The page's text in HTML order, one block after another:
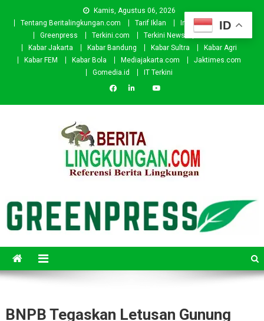
Kamis, Agustus 06, 2026
Tentang Beritalingkungan.com
Tarif Iklan Investor
Donasi
Greenpress
Terkini.com Terkini News
Kabar.id
Kabar Jakarta
Kabar Bandung Kabar Sultra
Kabar Agri
Kabar FEM
Kabar Bola Mediajakarta.com
Jaktimes.com
Gomedia.id
IT Terkini
BNPB Tegaskan Letusan Gunung
ID